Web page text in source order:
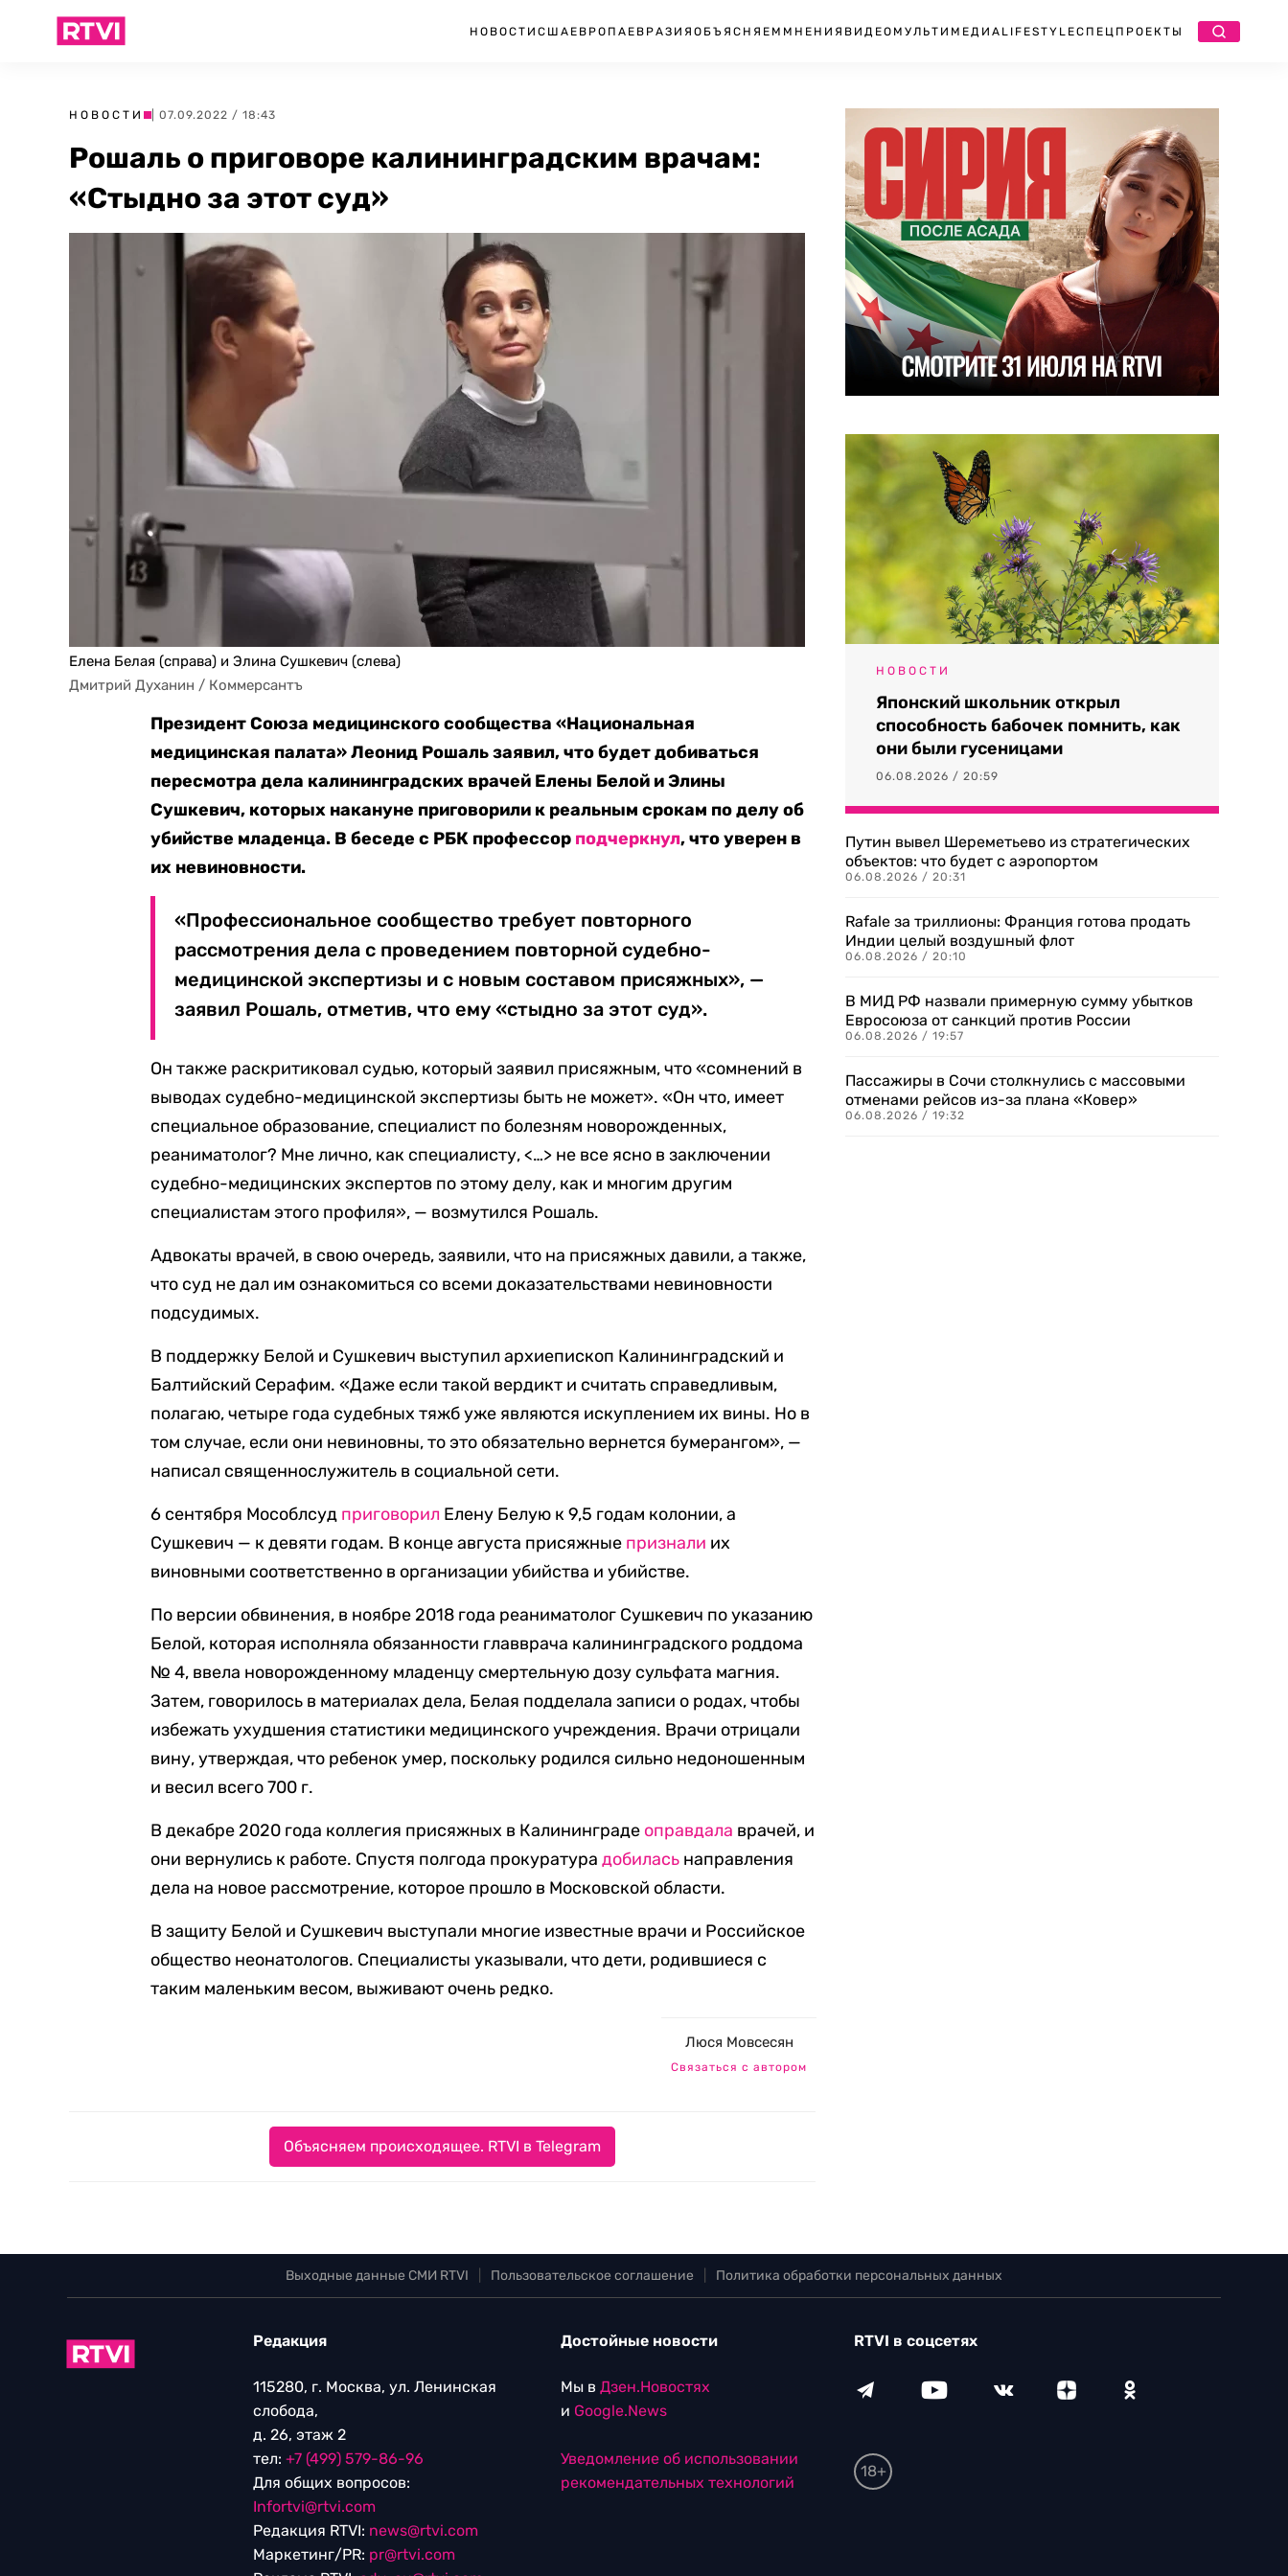
НОВОСТИ США ЕВРОПА ЕВРАЗИЯ ОБЪЯСНЯЕМ МНЕНИЯ ВИДЕО МУЛЬТИМЕДИА LIFESTYLEСПЕЦПРОЕКТЫ
НОВОСТИ | 07.09.2022 / 18:43
Рошаль о приговоре калининградским врачам:
«Стыдно за этот суд»
Елена Белая (справа) и Элина Сушкевич (слева)
Дмитрий Духанин / Коммерсантъ
Президент Союза медицинского сообщества «Национальная
медицинская палата» Леонид Рошаль заявил, что будет добиваться
пересмотра дела калининградских врачей Елены Белой и Элины
Сушкевич, которых накануне приговорили к реальным срокам по делу об
убийстве младенца. В беседе с РБК профессор подчеркнул, что уверен в
их невиновности.
«Профессиональное сообщество требует повторного
рассмотрения дела с проведением повторной судебно-
медицинской экспертизы и с новым составом присяжных», —
заявил Рошаль, отметив, что ему «стыдно за этот суд».
Он также раскритиковал судью, который заявил присяжным, что «сомнений в
выводах судебно-медицинской экспертизы быть не может». «Он что, имеет
специальное образование, специалист по болезням новорожденных,
реаниматолог? Мне лично, как специалисту, <…> не все ясно в заключении
судебно-медицинских экспертов по этому делу, как и многим другим
специалистам этого профиля», — возмутился Рошаль.
Адвокаты врачей, в свою очередь, заявили, что на присяжных давили, а также,
что суд не дал им ознакомиться со всеми доказательствами невиновности
подсудимых.
В поддержку Белой и Сушкевич выступил архиепископ Калининградский и
Балтийский Серафим. «Даже если такой вердикт и считать справедливым,
полагаю, четыре года судебных тяжб уже являются искуплением их вины. Но в
том случае, если они невиновны, то это обязательно вернется бумерангом», —
написал священнослужитель в социальной сети.
6 сентября Мособлсуд приговорил Елену Белую к 9,5 годам колонии, а
Сушкевич — к девяти годам. В конце августа присяжные признали их
виновными соответственно в организации убийства и убийстве.
По версии обвинения, в ноябре 2018 года реаниматолог Сушкевич по указанию
Белой, которая исполняла обязанности главврача калининградского роддома
№ 4, ввела новорожденному младенцу смертельную дозу сульфата магния.
Затем, говорилось в материалах дела, Белая подделала записи о родах, чтобы
избежать ухудшения статистики медицинского учреждения. Врачи отрицали
вину, утверждая, что ребенок умер, поскольку родился сильно недоношенным
и весил всего 700 г.
В декабре 2020 года коллегия присяжных в Калининграде оправдала врачей, и
они вернулись к работе. Спустя полгода прокуратурадобилась направления
дела на новое рассмотрение, которое прошло в Московской области.
В защиту Белой и Сушкевич выступали многие известные врачи и Российское
общество неонатологов. Специалисты указывали, что дети, родившиеся с
таким маленьким весом, выживают очень редко.
Люся Мовсесян
Связаться с автором
Объясняем происходящее. RTVI в Telegram
НОВОСТИ
Японский школьник открыл
способность бабочек помнить, как
они были гусеницами
06.08.2026 / 20:59
Путин вывел Шереметьево из стратегических
объектов: что будет с аэропортом
06.08.2026 / 20:31
Rafale за триллионы: Франция готова продать
Индии целый воздушный флот
06.08.2026 / 20:10
В МИД РФ назвали примерную сумму убытков
Евросоюза от санкций против России
06.08.2026 / 19:57
Пассажиры в Сочи столкнулись с массовыми
отменами рейсов из-за плана «Ковер»
06.08.2026 / 19:32
Выходные данные СМИ RTVI Пользовательское соглашение Политика обработки персональных данных
Редакция
115280, г. Москва, ул. Ленинская
слобода,
д. 26, этаж 2
тел: +7 (499) 579-86-96
Для общих вопросов:
Infortvi@rtvi.com
Редакция RTVI: news@rtvi.com
Маркетинг/PR: pr@rtvi.com
Достойные новости
Мы в Дзен.Новостях
и Google.News
Уведомление об использовании
рекомендательных технологий
RTVI в соцсетях
18+